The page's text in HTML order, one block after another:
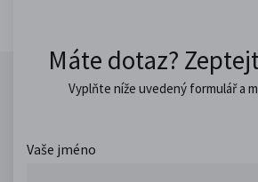
Máte dotaz?
Vyplňte níže uvedený formulář a
Vaše jméno